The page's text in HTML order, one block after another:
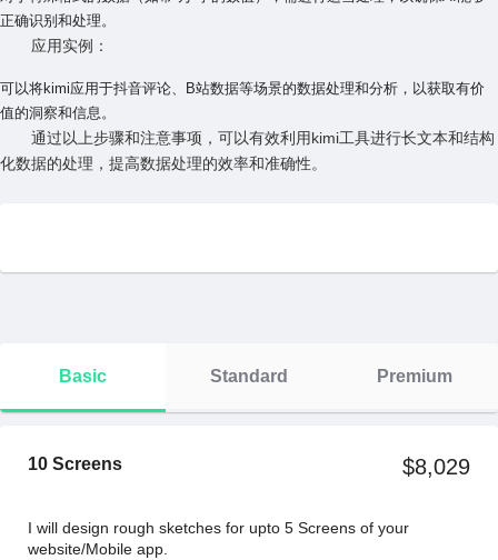
正确识别和处理。
应用实例 ：
可以将kimi应用于抖音评论、B站数据等场景的数据处理和分析，以获取有价
值的洞察和信息。
通过以上步骤和注意事项，可以有效利用kimi工具进行长文本和结构
化数据的处理，提高数据处理的效率和准确性。
Basic Standard Premium
10 Screens $8,029
I will design rough sketches for upto 5 Screens of your
website/Mobile app.